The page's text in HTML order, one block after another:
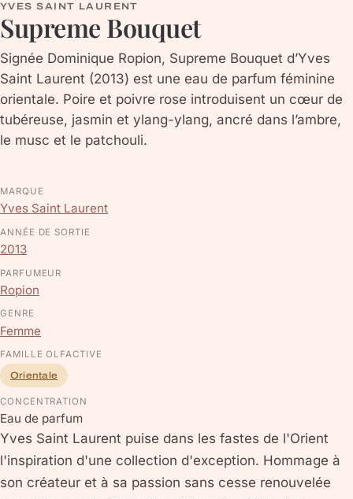
YVES SAINT LAURENT
Supreme Bouquet
Signée Dominique Ropion, Supreme Bouquet d’Yves
Saint Laurent (2013) est une eau de parfum féminine
orientale. Poire et poivre rose introduisent un cœur de
tubéreuse, jasmin et ylang-ylang, ancré dans l’ambre,
le musc et le patchouli.
MARQUE
Yves Saint Laurent
ANNÉE DE SORTIE
2013
PARFUMEUR
Ropion
GENRE
Femme
FAMILLE OLFACTIVE
Orientale
CONCENTRATION
Eau de parfum
Yves Saint Laurent puise dans les fastes de l'Orient
l'inspiration d'une collection d'exception. Hommage à
son créateur et à sa passion sans cesse renouvelée